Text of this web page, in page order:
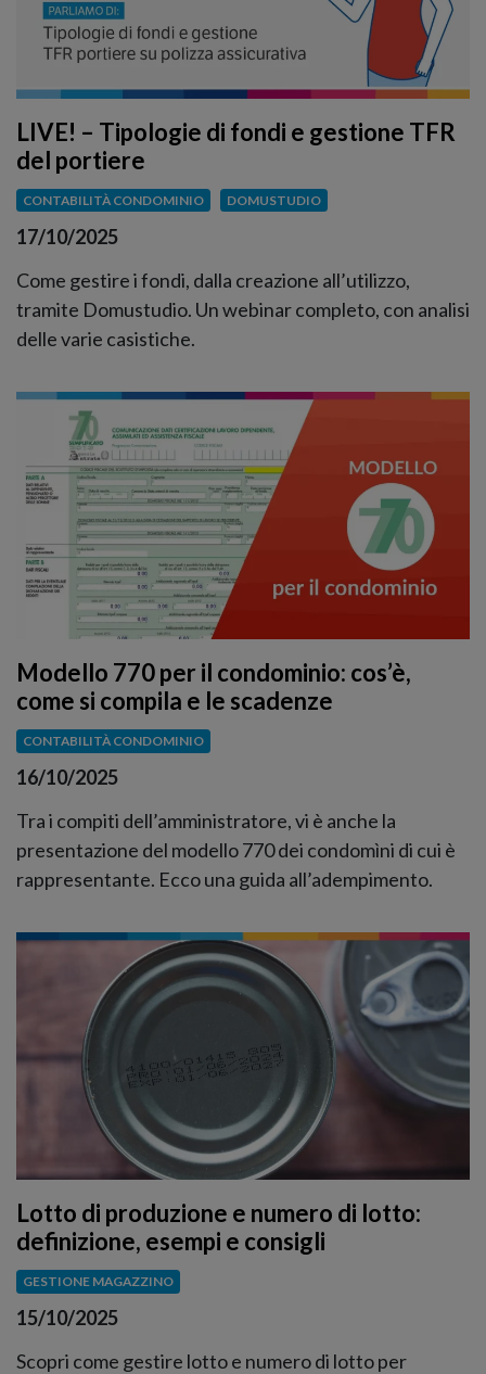
LIVE! – Tipologie di fondi e gestione TFR
del portiere
CONTABILITÀ CONDOMINIO DOMUSTUDIO
17/10/2025
Come gestire i fondi, dalla creazione all’utilizzo,
tramite Domustudio. Un webinar completo, con analisi
delle varie casistiche.
Modello 770 per il condominio: cos’è,
come si compila e le scadenze
CONTABILITÀ CONDOMINIO
16/10/2025
Tra i compiti dell’amministratore, vi è anche la
presentazione del modello 770 dei condomìni di cui è
rappresentante. Ecco una guida all’adempimento.
Lotto di produzione e numero di lotto:
definizione, esempi e consigli
GESTIONE MAGAZZINO
15/10/2025
Scopri come gestire lotto e numero di lotto per